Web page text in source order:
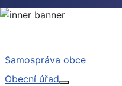
Samospráva obce
Obecní úřad